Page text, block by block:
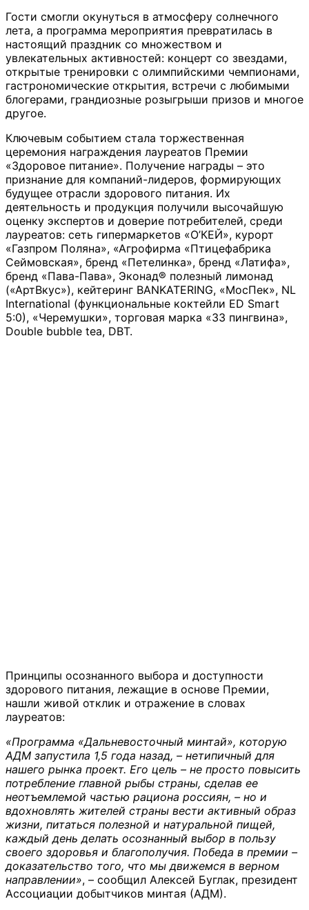
Гости смогли окунуться в атмосферу солнечного
лета, а программа мероприятия превратилась в
настоящий праздник со множеством и
увлекательных активностей: концерт со звездами,
открытые тренировки с олимпийскими чемпионами,
гастрономические открытия, встречи с любимыми
блогерами, грандиозные розыгрыши призов и многое
другое.
Ключевым событием стала торжественная
церемония награждения лауреатов Премии
«Здоровое питание». Получение награды – это
признание для компаний-лидеров, формирующих
будущее отрасли здорового питания. Их
деятельность и продукция получили высочайшую
оценку экспертов и доверие потребителей, среди
лауреатов: сеть гипермаркетов «О’КЕЙ», курорт
«Газпром Поляна», «Агрофирма «Птицефабрика
Сеймовская», бренд «Петелинка», бренд «Латифа»,
бренд «Пава-Пава», Эконад® полезный лимонад
(«АртВкус»), кейтеринг BANKATERING, «МосПек», NL
International (функциональные коктейли ED Smart
5:0), «Черемушки», торговая марка «33 пингвина»,
Double bubble tea, DBT.
Принципы осознанного выбора и доступности
здорового питания, лежащие в основе Премии,
нашли живой отклик и отражение в словах
лауреатов:
«Программа «Дальневосточный минтай», которую
АДМ запустила 1,5 года назад, – нетипичный для
нашего рынка проект. Его цель – не просто повысить
потребление главной рыбы страны, сделав ее
неотъемлемой частью рациона россиян, – но и
вдохновлять жителей страны вести активный образ
жизни, питаться полезной и натуральной пищей,
каждый день делать осознанный выбор в пользу
своего здоровья и благополучия. Победа в премии –
доказательство того, что мы движемся в верном
направлении», – сообщил Алексей Буглак, президент
Ассоциации добытчиков минтая (АДМ).